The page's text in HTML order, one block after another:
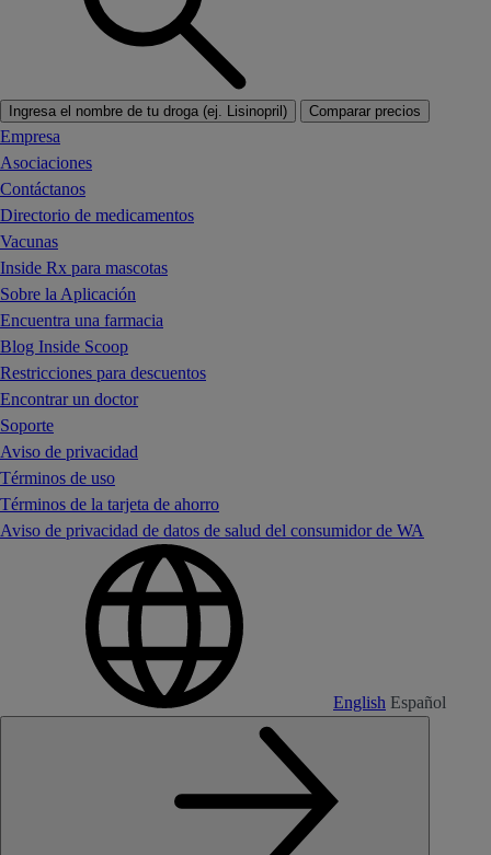
Ingresa el nombre de tu droga (ej. Lisinopril) Comparar precios
Empresa
Asociaciones
Contáctanos
Directorio de medicamentos
Vacunas
Inside Rx para mascotas
Sobre la Aplicación
Encuentra una farmacia
Blog Inside Scoop
Restricciones para descuentos
Encontrar un doctor
Soporte
Aviso de privacidad
Términos de uso
Términos de la tarjeta de ahorro
Aviso de privacidad de datos de salud del consumidor de WA
English Español